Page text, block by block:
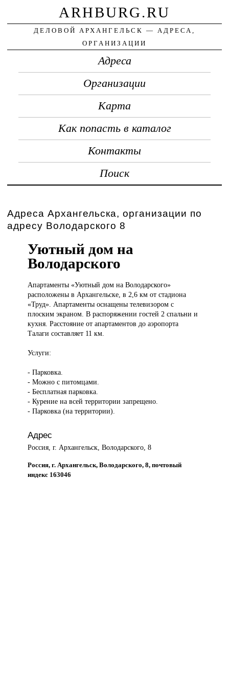
ARHBURG.RU
ДЕЛОВОЙ АРХАНГЕЛЬСК — АДРЕСА,
ОРГАНИЗАЦИИ
Адреса
Организации
Карта
Как попасть в каталог
Контакты
Поиск
Адреса Архангельска, организации по
адресу Володарского 8
Уютный дом на
Володарского
Апартаменты «Уютныйдом на Володарского»
расположены в Архангельске, в 2,6 км от стадиона
«Труд». Апартаменты оснащены телевизором с
плоским экраном. В распоряжении гостей 2 спальни и
кухня. Расстояние от апартаментов до аэропорта
Талаги составляет 11 км.
Услуги:
- Парковка.
- Можно с питомцами.
- Бесплатная парковка.
- Курение на всей территории запрещено.
- Парковка (на территории).
Адрес
Россия, г. Архангельск, Володарского, 8
Россия, г. Архангельск, Володарского, 8, почтовый
индекс 163046